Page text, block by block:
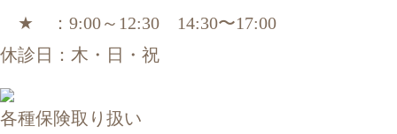
★ ：9:00～12:30 14:30〜17:00
休診日：木・日・祝
各種保険取り扱い